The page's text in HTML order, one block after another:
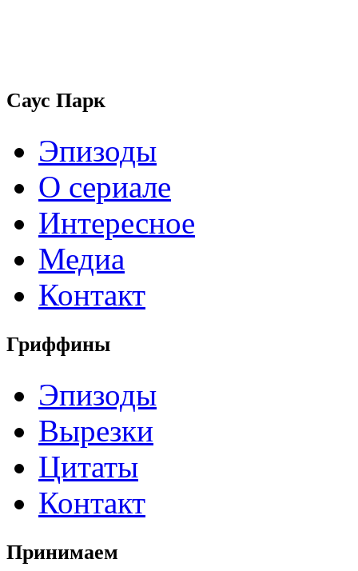
Саус Парк
Эпизоды
О сериале
Интересное
Медиа
Контакт
Гриффины
Эпизоды
Вырезки
Цитаты
Контакт
Принимаем